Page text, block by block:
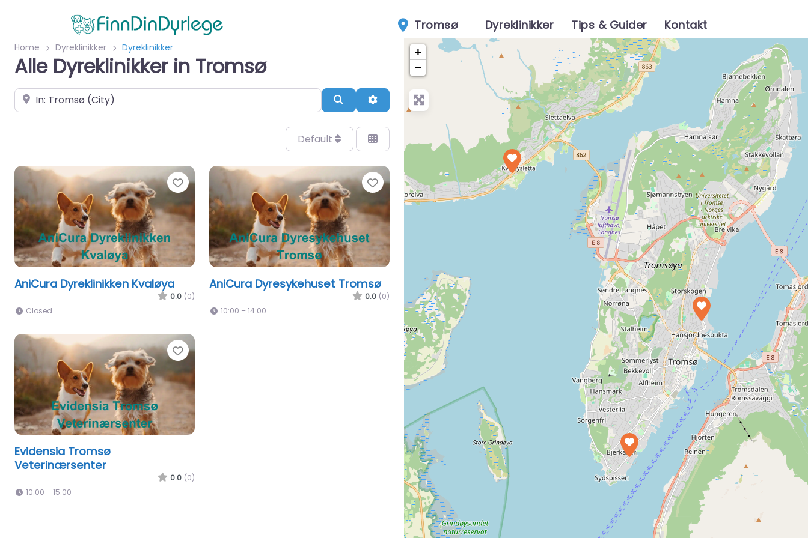
Tromsø Dyreklinikker Tips & Guider Kontakt
Home Dyreklinikker Dyreklinikker
Alle Dyreklinikker in Tromsø
Velg by/sted SearchAdvanced Filters
Default
Favorite
AniCura Dyreklinikken Kvaløya
0.0 (0)
Closed
Favorite
AniCura Dyresykehuset Tromsø
0.0 (0)
10:00 – 14:00
Favorite
Evidensia Tromsø
Veterinærsenter
0.0 (0)
10:00 – 15:00
+
−